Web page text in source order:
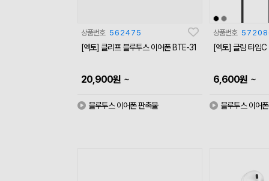
상품번호 562475
[엑토] 클리프 블루투스 이어폰 BTE-31
20,900원 ~
블루투스 이어폰 판촉물
상품번호
[엑토] 글림 타입
6,600원 ~
블루투스 이어